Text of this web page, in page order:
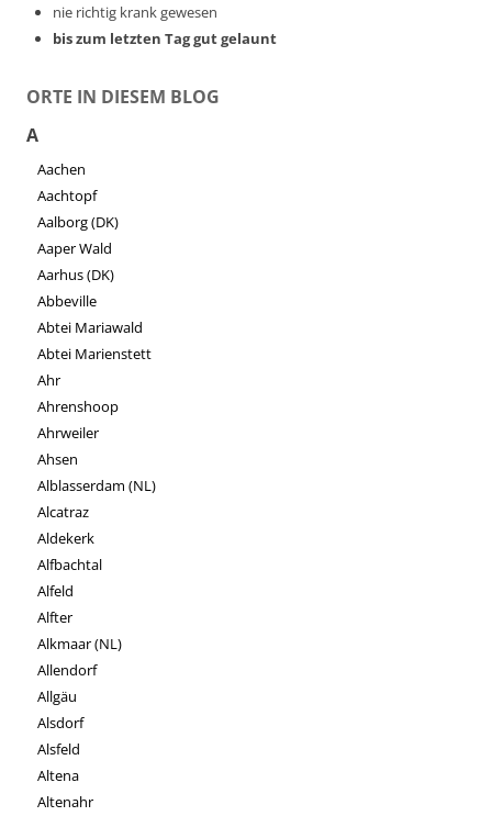
nie richtig krank gewesen
bis zum letzten Tag gut gelaunt
ORTE IN DIESEM BLOG
A
Aachen
Aachtopf
Aalborg (DK)
Aaper Wald
Aarhus (DK)
Abbeville
Abtei Mariawald
Abtei Marienstett
Ahr
Ahrenshoop
Ahrweiler
Ahsen
Alblasserdam (NL)
Alcatraz
Aldekerk
Alfbachtal
Alfeld
Alfter
Alkmaar (NL)
Allendorf
Allgäu
Alsdorf
Alsfeld
Altena
Altenahr